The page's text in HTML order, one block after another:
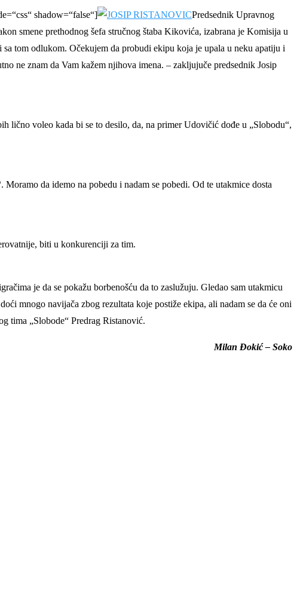
shadow=“false“]
Predsednik Upravnog
smene prethodnog šefa stručnog štaba Kikovića, izabrana je Komisija u
tom odlukom. Očekujem da probudi ekipu koja je upala u neku apatiju i
ne znam da Vam kažem njihova imena. – zakljujuče predsednik Josip
lično voleo kada bi se to desilo, da, na primer Udovičić dođe u „Slobodu“,
da idemo na pobedu i nadam se pobedi. Od te utakmice dosta
biti u konkurenciji za tim.
je da se pokažu borbenošću da to zaslužuju. Gledao sam utakmicu
mnogo navijača zbog rezultata koje postiže ekipa, ali nadam se da će oni
tima „Slobode“ Predrag Ristanović.
Milan Đokić – Soko